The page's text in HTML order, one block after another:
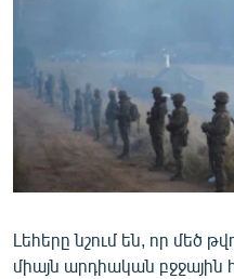
Լեհերը նշում են, որ մեծ
միայն արդիական